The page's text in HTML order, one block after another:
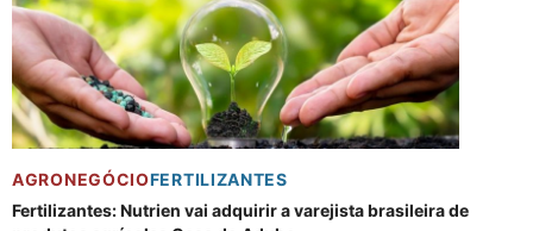
AGRONEGÓCIOFERTILIZANTES
Fertilizantes: Nutrien vai adquirir a varejista brasileira de